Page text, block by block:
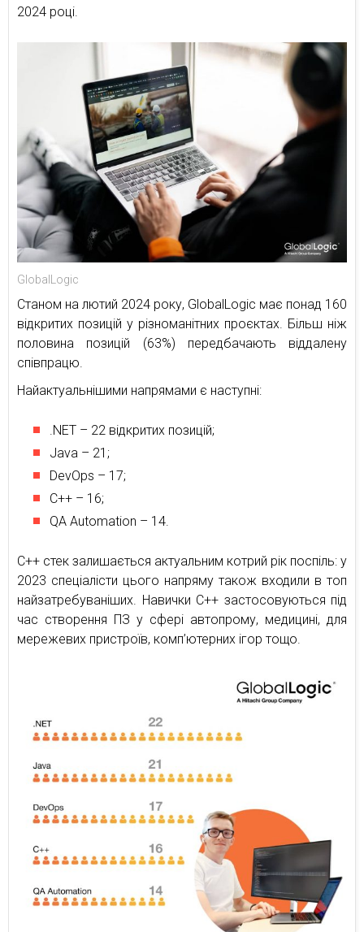
2024 році.
GlobalLogic
Станом на лютий 2024 року, GlobalLogic має понад 160
відкритих позицій у різноманітних проєктах. Більш ніж
половина позицій (63%) передбачають віддалену
співпрацю.
Найактуальнішими напрямами є наступні:
.NET – 22 відкритих позицій;
Java – 21;
DevOps – 17;
C++ – 16;
QA Automation – 14.
С++ стек залишається актуальним котрий рік поспіль: у
2023 спеціалісти цього напряму також входили в топ
найзатребуваніших. Навички C++ застосовуються під
час створення ПЗ у сфері автопрому, медицині, для
мережевих пристроїв, комп’ютерних ігор тощо.